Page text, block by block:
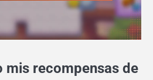
mis recompensas de